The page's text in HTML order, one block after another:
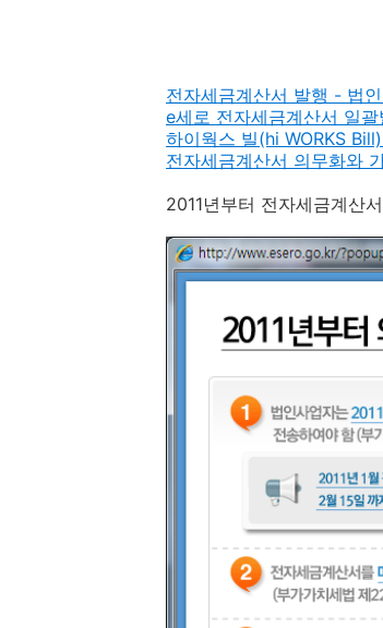
전자세금계산서 발행 - 법
e세로 전자세금계산서 일
하이웍스 빌(hi WORKS
전자세금계산서 의무화와
2011년부터 전자세금계산